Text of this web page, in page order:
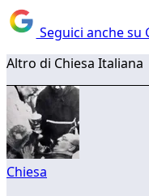
Seguici anche su
Altro di Chiesa Italiana
Chiesa